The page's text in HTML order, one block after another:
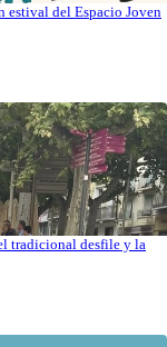
estival del Espacio Joven
tradicional desfile y la